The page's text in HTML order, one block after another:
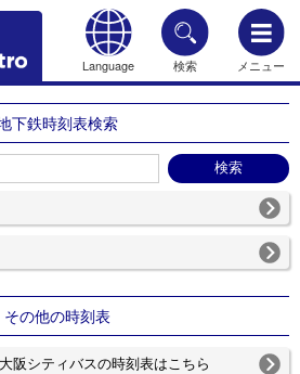
Language 検索 メニュー
下鉄時刻表検索
その他の時刻表
阪シティバスの時刻表はこちら